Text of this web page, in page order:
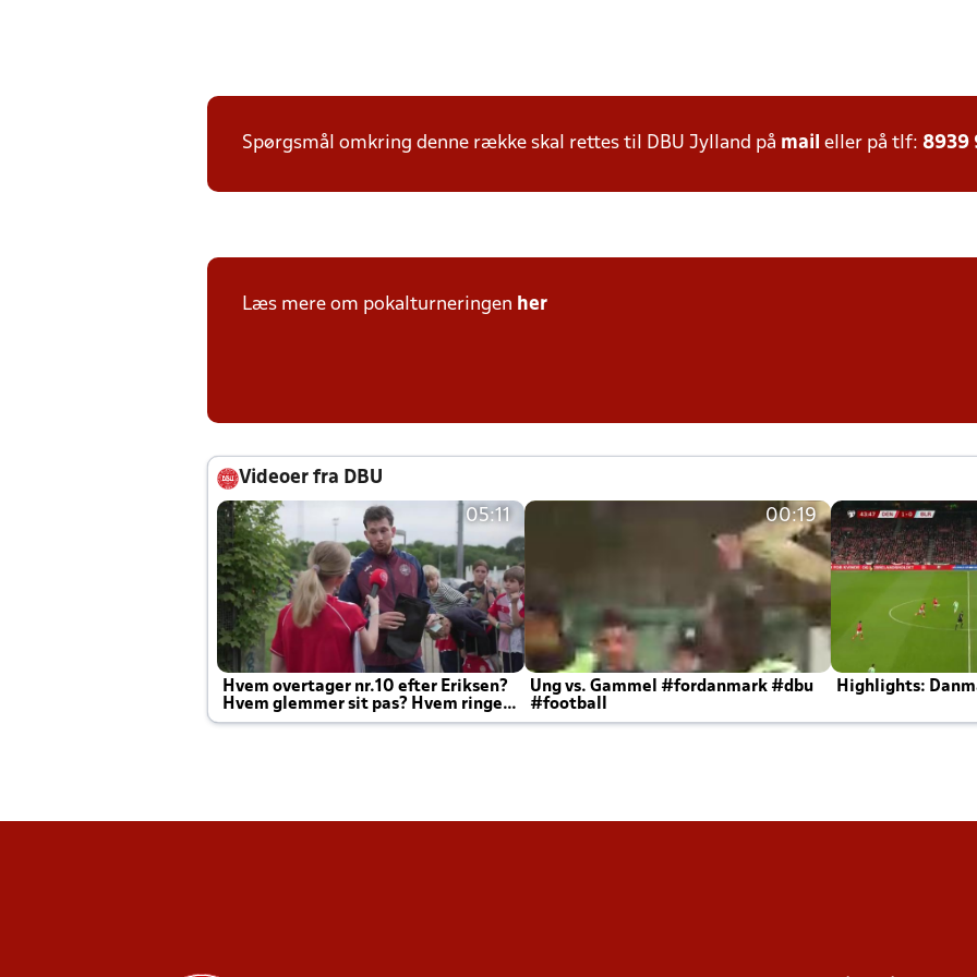
Spørgsmål omkring denne række skal rettes til DBU Jylland på mail eller på tlf: 8939
Læs mere om pokalturneringen her
Videoer fra DBU
05:11
Hvem overtager nr.10 efter Eriksen?
Hvem glemmer sit pas? Hvem ringer
Joachim altid til efter kampe?
00:19
Ung vs. Gammel #fordanmark #dbu
#football
Highlights: